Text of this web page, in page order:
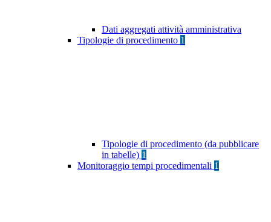
Dati aggregati attività amministrativa
Tipologie di procedimento 1
Tipologie di procedimento (da pubblicare
in tabelle) 1
Monitoraggio tempi procedimentali 1